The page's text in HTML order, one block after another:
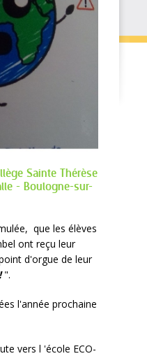
Sainte Thérèse
- Boulogne-sur-
que les élèves
ont reçu leur
d'orgue de leur
".
l'année prochaine
vers l 'école ECO-